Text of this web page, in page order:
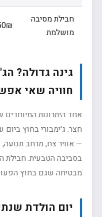
חבילת מסיבה
מושלמת
גינה גדולה?
חוויה שאי
אחד היתרונות
חצר. ג'ימבורי בחוץ
— אוויר צח, מרחב
מבטיחה שגם בחוץ
יום הולדת